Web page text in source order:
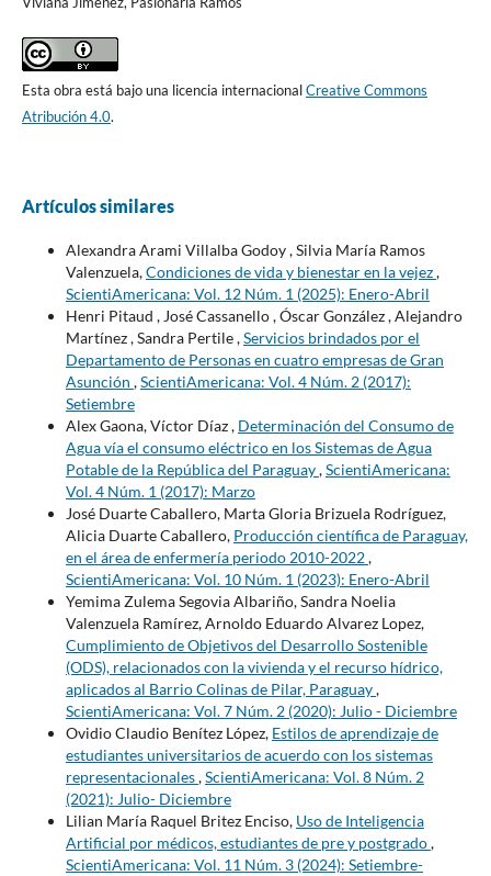
Esta obra está bajo una licencia internacionalCreative Commons
Atribución 4.0.
Artículos similares
Alexandra Arami Villalba Godoy , Silvia María Ramos
Valenzuela,Condiciones de vida y bienestar en la vejez,
ScientiAmericana: Vol. 12 Núm. 1 (2025): Enero-Abril
Henri Pitaud , José Cassanello , Óscar González , Alejandro
Martínez , Sandra Pertile ,Servicios brindados por el
Departamento de Personas en cuatro empresas de Gran
Asunción ,ScientiAmericana: Vol. 4 Núm. 2 (2017):
Setiembre
Alex Gaona, Víctor Díaz , Determinación del Consumo de
Agua vía el consumo eléctrico en los Sistemas de Agua
Potable de la República del Paraguay,ScientiAmericana:
Vol. 4 Núm. 1 (2017): Marzo
José Duarte Caballero, Marta Gloria Brizuela Rodríguez,
Alicia Duarte Caballero, Producción científica de Paraguay,
en el área de enfermería periodo 2010-2022,
ScientiAmericana: Vol. 10 Núm. 1 (2023): Enero-Abril
Yemima Zulema Segovia Albariño, Sandra Noelia
Valenzuela Ramírez, Arnoldo Eduardo Alvarez Lopez,
Cumplimiento de Objetivos del Desarrollo Sostenible
(ODS), relacionados con la vivienda y el recurso hídrico,
aplicados al Barrio Colinas de Pilar, Paraguay,
ScientiAmericana: Vol. 7 Núm. 2 (2020): Julio - Diciembre
Ovidio Claudio Benítez López, Estilos de aprendizaje de
estudiantes universitarios de acuerdo con los sistemas
representacionales,ScientiAmericana: Vol. 8 Núm. 2
(2021): Julio- Diciembre
Lilian María Raquel Britez Enciso, Uso de Inteligencia
Artificial por médicos, estudiantes de pre y postgrado,
ScientiAmericana: Vol. 11 Núm. 3 (2024): Setiembre-